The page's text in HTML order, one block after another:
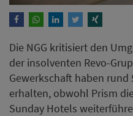
Die NGG kritisiert den
der insolventen Revo-
Gewerkschaft haben
erhalten, obwohl Prism
Sunday Hotels